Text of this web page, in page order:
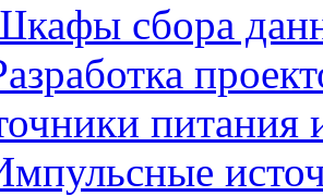
сбора
питания